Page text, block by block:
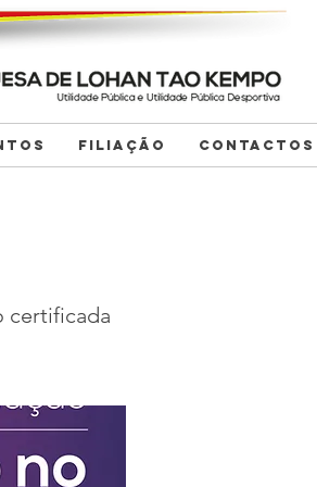
certificada
FILIAÇÃO CONTACTOS